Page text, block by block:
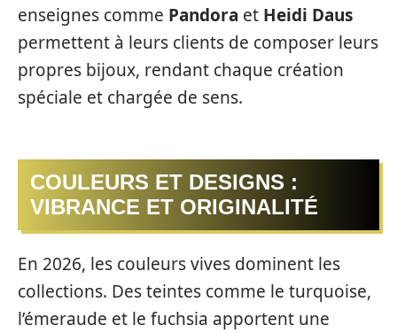
enseignes comme Pandora et Heidi Daus
permettent à leurs clients de composer leurs
propres bijoux, rendant chaque création
spéciale et chargée de sens.
COULEURS ET DESIGNS :
VIBRANCE ET ORIGINALITÉ
En 2026, les couleurs vives dominent les
collections. Des teintes comme le turquoise,
l’émeraude et le fuchsia apportent une